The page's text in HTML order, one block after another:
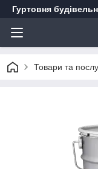
Гуртовня
Товари та